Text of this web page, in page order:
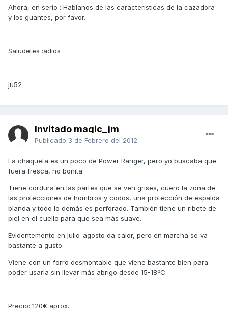
Ahora, en serio : Hablanos de las caracteristicas de la cazadora
y los guantes, por favor.
Saludetes :adios
ju52
Invitado magic_jm
Publicado 3 de Febrero del 2012
La chaqueta es un poco de Power Ranger, pero yo buscaba que
fuera fresca, no bonita.
Tiene cordura en las partes que se ven grises, cuero la zona de
las protecciones de hombros y codos, una protección de espalda
blanda y todo lo demás es perforado. También tiene un ribete de
piel en el cuello para que sea más suave.
Evidentemente en julio-agosto da calor, pero en marcha se va
bastante a gusto.
Viene con un forro desmontable que viene bastante bien para
poder usarla sin llevar más abrigo desde 15-18ºC.
Precio: 120€ aprox.